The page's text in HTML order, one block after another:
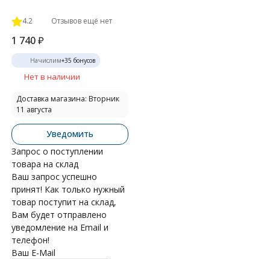
4.2 Отзывов ещё нет
1 740₽
Начислим+35 бонусов
Нет в наличии
Доставка магазина: Вторник
11 августа
Уведомить
Запрос о поступлении
товара на склад
Ваш запрос успешно
принят! Как только нужный
товар поступит на склад,
Вам будет отправлено
уведомление на Email и
телефон!
Ваш E-Mail